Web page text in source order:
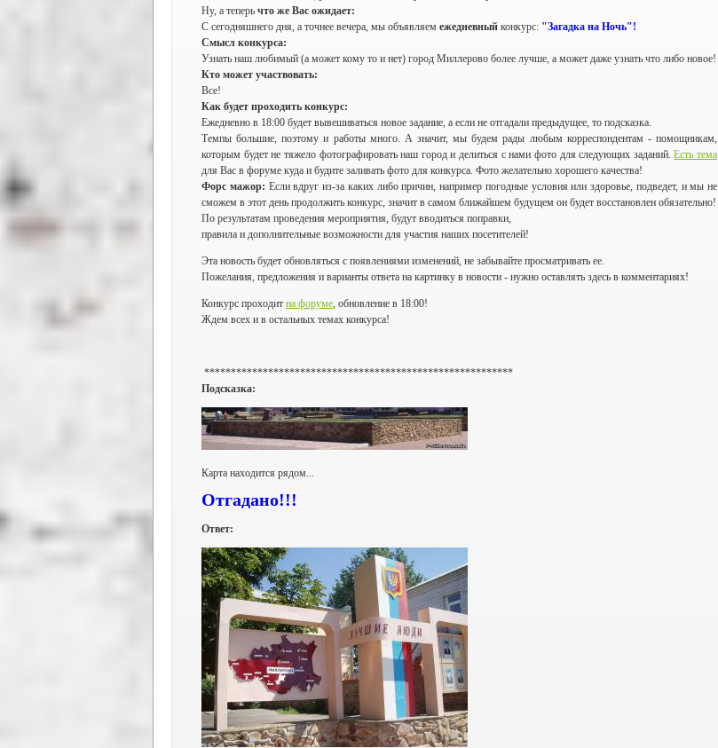
Ну, а теперь что же Вас ожидает:
С сегодняшнего дня, а точнее вечера, мы объявляем ежедневный конкурс: "Загадка на Ночь"!
Смысл конкурса:
Узнать наш любимый (а может кому то и нет) город Миллерово более лучше, а может даже узнать что либо новое!
Кто может участвовать:
Все!
Как будет проходить конкурс:
Ежедневно в 18:00 будет вывешиваться новое задание, а если не отгадали предыдущее, то подсказка.
Темпы большие, поэтому и работы много. А значит, мы будем рады любым корреспондентам - помощникам,
которым будет не тяжело фотографировать наш город и делиться с нами фото для следующих заданий.Есть тема
для Вас в форуме куда и будите заливать фото для конкурса. Фото желательно хорошего качества!
Форс мажор: Если вдруг из-за каких либо причин, например погодные условия или здоровье, подведет, и мы не
сможем в этот день продолжить конкурс, значит в самом ближайшем будущем он будет восстановлен обязательно!
По результатам проведения мероприятия, будут вводиться поправки,
правила и дополнительные возможности для участия наших посетителей!
Эта новость будет обновляться с появлениями изменений, не забывайте просматривать ее.
Пожелания, предложения и варианты ответа на картинку в новости - нужно оставлять здесь в комментариях!
Конкурс проходит на форуме , обновление в 18:00!
Ждем всех и в остальных темах конкурса!
**********************************************************
Подсказка:
Карта находится рядом...
Отгадано!!!
Ответ: